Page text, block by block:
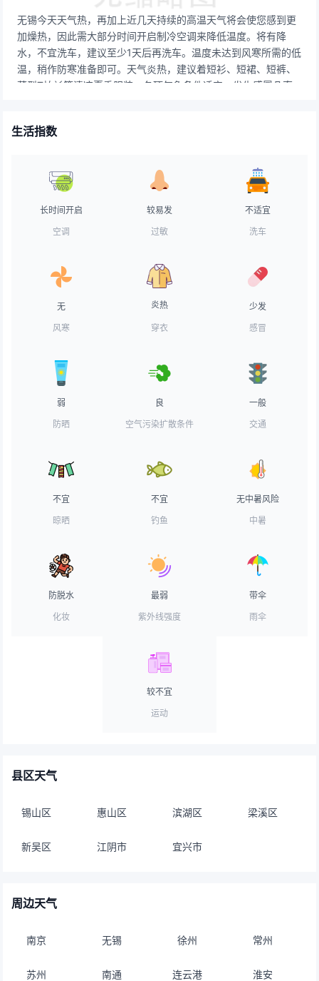
无锡今天天气热，再加上近几天持续的高温天气将会使您感到更
加燥热，因此需大部分时间开启制冷空调来降低温度。将有降
水，不宜洗车，建议至少1天后再洗车。温度未达到风寒所需的低
温，稍作防寒准备即可。天气炎热，建议着短衫、短裙、短裤、
薄型T恤衫等清凉夏季服装。各项气象条件适宜，发生感冒几率
象条件有利于空气污染物稀释、扩散和清除。有降水，路面湿
降水，不适宜晾晒。若需要晾晒，请在室内准备出充足的空间。
天气不好，有风，不适合垂钓。天气舒适，令人神清气爽的一
化妆品，少用粉底和胭脂，经常补粉。
生活指数
长时间开启
空调
较易发
过敏
不适宜
洗车
无
风寒
炎热
穿衣
少发
感冒
弱
防晒
良
空气污染扩散条件
一般
交通
不宜
晾晒
不宜
钓鱼
无中暑风险
中暑
防脱水
化妆
最弱
紫外线强度
带伞
雨伞
较不宜
运动
县区天气
锡山区 惠山区 滨湖区 梁溪区
新吴区 江阴市 宜兴市
周边天气
南京 无锡 徐州 常州
苏州 南通 连云港 淮安